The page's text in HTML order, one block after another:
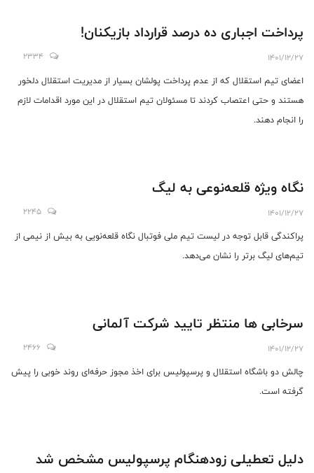
پرداخت اجباری ده درصد قرارداد بازیکنان!
1401/12/27
2334
اعضای تیم استقلال که از عدم پرداخت پولشان بسیار از مدیریت استقلال دلخور
هستند و حتی اعتصاب کردند تا مسئولان تیم استقلال در این مورد اقدامات لازم
را انجام دهند.
نگاه ویژه قلعه‌نوعی به لیگ
1401/12/27
2245
پراکندگی قابل توجه در لیست تیم ملی فوتبال نگاه قلعه‌نویی به بیش از نیمی از
تیم‌های لیگ برتر را نشان می‌دهد.
سرخابی‌ ها منتظر تایید شرکت آلمانی
1401/12/27
2466
چالش دو باشگاه استقلال و پرسپولیس برای اخذ مجوز حرفه‌ای روند خوبی را پیش
گرفته است.
دلیل تعطیلی زودهنگام پرسپولیس مشخص شد